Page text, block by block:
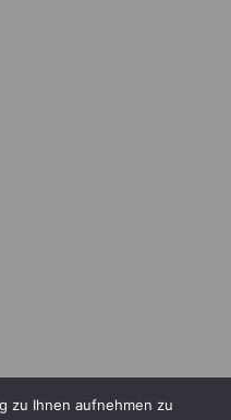
zu Ihnen aufnehmen zu